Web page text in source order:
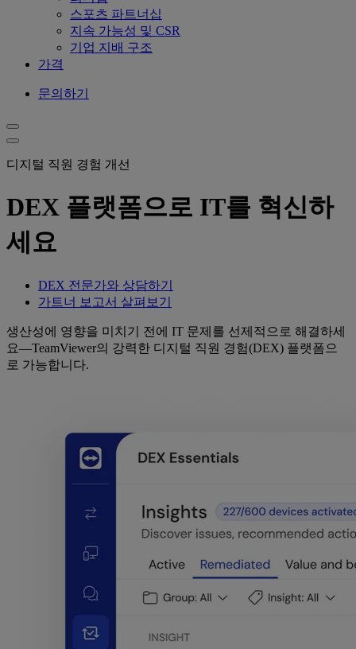
스포츠 파트너십
지속 가능성 및 CSR
기업 지배 구조
가격
문의하기
디지털 직원 경험 개선
DEX 플랫폼으로 IT를 혁신하
세요
DEX 전문가와 상담하기
가트너 보고서 살펴보기
생산성에 영향을 미치기 전에 IT 문제를 선제적으로 해결하세
요—TeamViewer의 강력한 디지털 직원 경험(DEX) 플랫폼으
로 가능합니다.